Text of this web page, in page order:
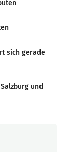
sich gerade
und